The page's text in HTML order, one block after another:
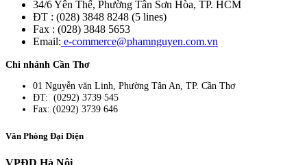
34/6 Yên Thế, Phường Tân Sơn Hòa, TP. HCM
ĐT : (028) 3848 8248 (5 lines)
Fax : (028) 3848 5653
Email: e-commerce@phamnguyen.com.vn
Chi nhánh Cần Thơ
01 Nguyễn văn Linh, Phường Tân An, TP. Cần Thơ
ĐT: (0292) 3739 545
Fax: (0292) 3739 646
Văn Phòng Đại Diện
VPĐD Hà Nội